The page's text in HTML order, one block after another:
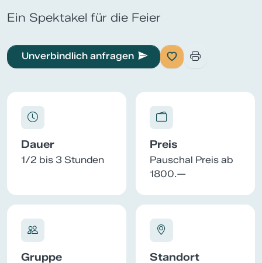
Ein Spektakel für die Feier
Unverbindlich anfragen
Dauer
1/2 bis 3 Stunden
Preis
Pauschal Preis ab
1800.—
Gruppe Standort